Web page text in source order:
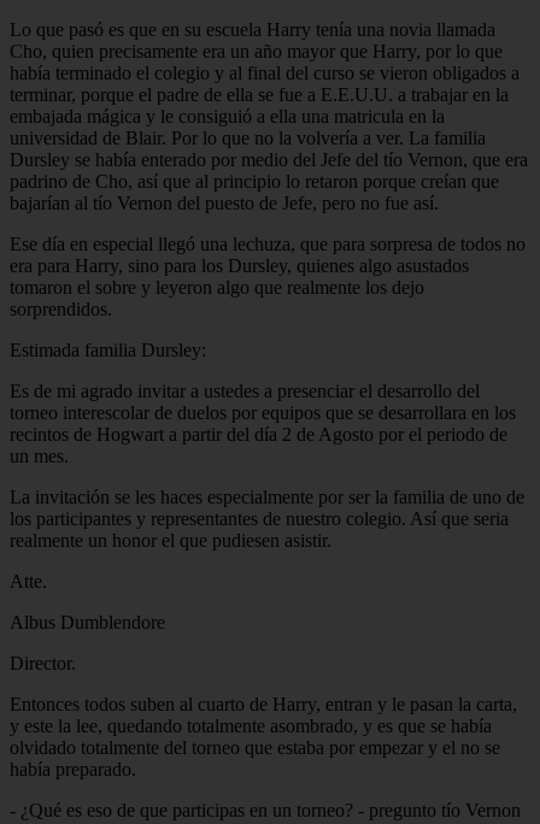
Lo que pasó es que en su escuela Harry tenía una novia llamada
Cho, quien precisamente era un año mayor que Harry, por lo que
había terminado el colegio y al final del curso se vieron obligados a
terminar, porque el padre de ella se fue a E.E.U.U. a trabajar en la
embajada mágica y le consiguió a ella una matricula en la
universidad de Blair. Por lo que no la volvería a ver. La familia
Dursley se había enterado por medio del Jefe del tío Vernon, que era
padrino de Cho, así que al principio lo retaron porque creían que
bajarían al tío Vernon del puesto de Jefe, pero no fue así.
Ese día en especial llegó una lechuza, que para sorpresa de todos no
era para Harry, sino para los Dursley, quienes algo asustados
tomaron el sobre y leyeron algo que realmente los dejo
sorprendidos.
Estimada familia Dursley:
Es de mi agrado invitar a ustedes a presenciar el desarrollo del
torneo interescolar de duelos por equipos que se desarrollara en los
recintos de Hogwart a partir del día 2 de Agosto por el periodo de
un mes.
La invitación se les haces especialmente por ser la familia de uno de
los participantes y representantes de nuestro colegio. Así que seria
realmente un honor el que pudiesen asistir.
Atte.
Albus Dumblendore
Director.
Entonces todos suben al cuarto de Harry, entran y le pasan la carta,
y este la lee, quedando totalmente asombrado, y es que se había
olvidado totalmente del torneo que estaba por empezar y el no se
había preparado.
- ¿Qué es eso de que participas en un torneo? - pregunto tío Vernon